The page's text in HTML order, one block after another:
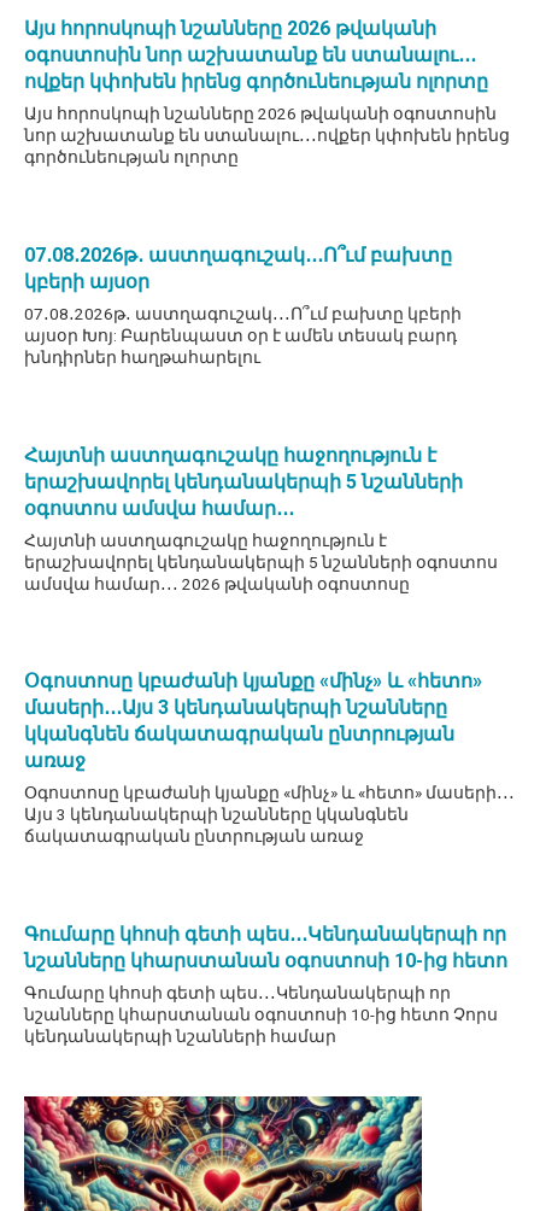
Այս հորոսկոպի նշանները 2026 թվականի
օգոստոսին նոր աշխատանք են ստանալու․․․
ովքեր կփոխեն իրենց գործունեության ոլորտը
Այս հորոսկոպի նշանները 2026 թվականի օգոստոսին
նոր աշխատանք են ստանալու․․․ովքեր կփոխեն իրենց
գործունեության ոլորտը
07․08․2026թ․ աստղագուշակ․․․Ո՞ւմ բախտը
կբերի այսօր
07․08․2026թ․ աստղագուշակ․․․Ո՞ւմ բախտը կբերի
այսօր Խոյ: Բարենպաստ օր է ամեն տեսակ բարդ
խնդիրներ հաղթահարելու
Հայտնի աստղագուշակը հաջողություն է
երաշխավորել կենդանակերպի 5 նշանների
օգոստոս ամսվա համար․․․
Հայտնի աստղագուշակը հաջողություն է
երաշխավորել կենդանակերպի 5 նշանների օգոստոս
ամսվա համար․․․ 2026 թվականի օգոստոսը
Օգոստոսը կբաժանի կյանքը «մինչ» և «հետո»
մասերի․․․Այս 3 կենդանակերպի նշանները
կկանգնեն ճակատագրական ընտրության
առաջ
Օգոստոսը կբաժանի կյանքը «մինչ» և «հետո» մասերի․․․
Այս 3 կենդանակերպի նշանները կկանգնեն
ճակատագրական ընտրության առաջ
Գումարը կհոսի գետի պես․․․Կենդանակերպի որ
նշանները կհարստանան օգոստոսի 10-ից հետո
Գումարը կհոսի գետի պես․․․Կենդանակերպի որ
նշանները կհարստանան օգոստոսի 10-ից հետո Չորս
կենդանակերպի նշանների համար